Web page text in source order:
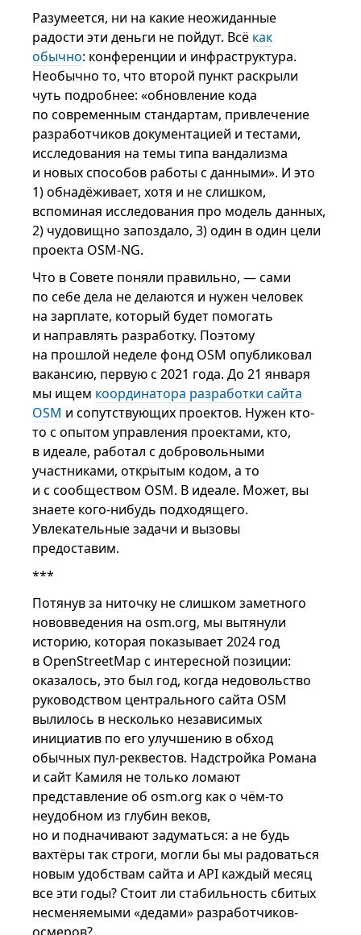
Разумеется, ни на какие неожиданные
радости эти деньги не пойдут. Всё как
обычно: конференции и инфраструктура.
Необычно то, что второй пункт раскрыли
чуть подробнее: «обновление кода
по современным стандартам, привлечение
разработчиков документацией и тестами,
исследования на темы типа вандализма
и новых способов работы с данными». И это
1) обнадёживает, хотя и не слишком,
вспоминая исследования про модель данных,
2) чудовищно запоздало, 3) один в один цели
проекта OSM-NG.
Что в Совете поняли правильно, — сами
по себе дела не делаются и нужен человек
на зарплате, который будет помогать
и направлять разработку. Поэтому
на прошлой неделе фонд OSM опубликовал
вакансию, первую с 2021 года. До 21 января
мы ищем координатора разработки сайта
OSM и сопутствующих проектов. Нужен кто-
то с опытом управления проектами, кто,
в идеале, работал с добровольными
участниками, открытым кодом, а то
и с сообществом OSM. В идеале. Может, вы
знаете кого-нибудь подходящего.
Увлекательные задачи и вызовы
предоставим.
***
Потянув за ниточку не слишком заметного
нововведения на osm.org, мы вытянули
историю, которая показывает 2024 год
в OpenStreetMap с интересной позиции:
оказалось, это был год, когда недовольство
руководством центрального сайта OSM
вылилось в несколько независимых
инициатив по его улучшению в обход
обычных пул-реквестов. Надстройка Романа
и сайт Камиля не только ломают
представление об osm.org как о чём-то
неудобном из глубин веков,
но и подначивают задуматься: а не будь
вахтёры так строги, могли бы мы радоваться
новым удобствам сайта и API каждый месяц
все эти годы? Стоит ли стабильность сбитых
несменяемыми «дедами» разработчиков-